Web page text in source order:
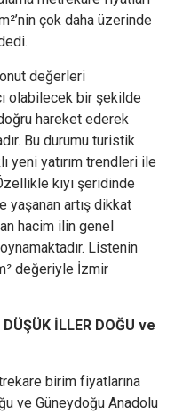
çok daha üzerinde
değerleri
olabilecek bir şekilde
hareket ederek
Bu durumu turistik
yeni yatırım trendleri ile
kıyı şeridinde
yaşanan artış dikkat
hacim ilin genel
Listenin
değeriyle İzmir
İLLER DOĞU ve
birim fiyatlarına
ve Güneydoğu Anadolu